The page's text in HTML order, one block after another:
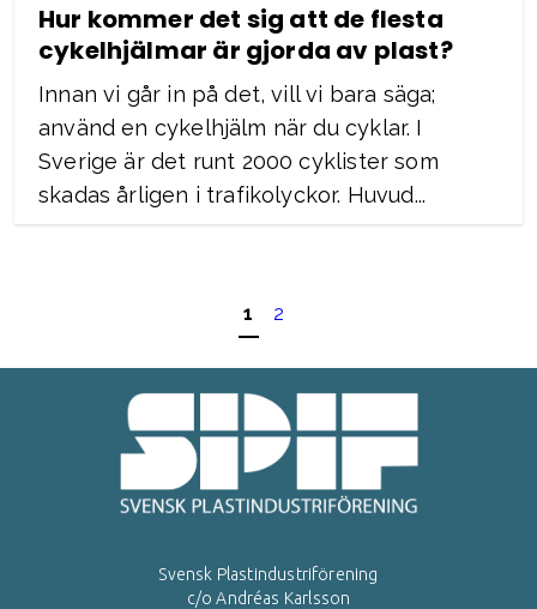
Hur kommer det sig att de flesta
cykelhjälmar är gjorda av plast?
Innan vi går in på det, vill vi bara säga;
använd en cykelhjälm när du cyklar. I
Sverige är det runt 2000 cyklister som
skadas årligen i trafikolyckor. Huvud...
1 2
Svensk Plastindustriförening
c/o Andréas Karlsson